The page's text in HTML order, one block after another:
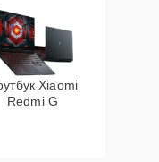
Xiaomi
Redmi G